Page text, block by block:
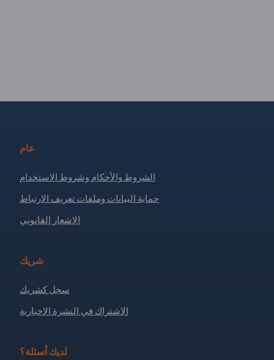
عام
الشروط والأحكام وشروط الاستخدام
حماية البيانات وملفات تعريف الارتباط
الإشعار القانوني
شريك
سجل كشريك
الاشتراك في النشرة الإخبارية
لديك أسئلة؟